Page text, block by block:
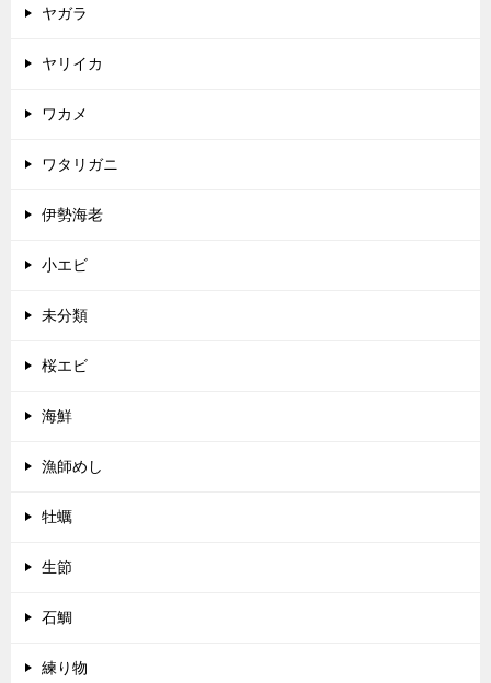
ヤガラ
ヤリイカ
ワカメ
ワタリガニ
伊勢海老
小エビ
未分類
桜エビ
海鮮
漁師めし
牡蠣
生節
石鯛
練り物